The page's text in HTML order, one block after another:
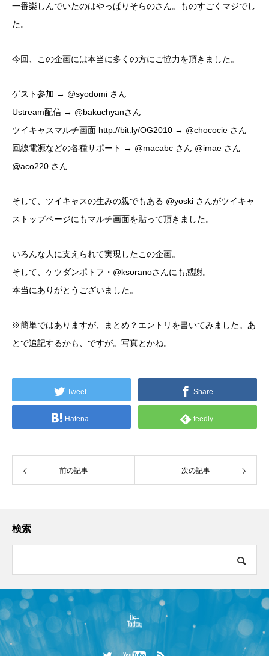
一番楽しんでいたのはやっぱりそらのさん。ものすごくマジでし
た。
今回、この企画には本当に多くの方にご協力を頂きました。
ゲスト参加 → @syodomi さん
Ustream配信 → @bakuchyanさん
ツイキャスマルチ画面 http://bit.ly/OG2010 → @chococie さん
回線電源などの各種サポート → @macabc さん @imae さん
@aco220 さん
そして、ツイキャスの生みの親でもある @yoski さんがツイキャ
ストップページにもマルチ画面を貼って頂きました。
いろんな人に支えられて実現したこの企画。
そして、ケツダンポトフ・@ksoranoさんにも感謝。
本当にありがとうございました。
※簡単ではありますが、まとめ？エントリを書いてみました。あ
とで追記するかも、ですが。写真とかね。
Tweet Share
Hatena feedly
前の記事 次の記事
検索